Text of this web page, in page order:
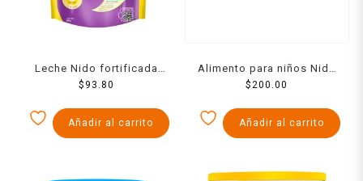
Leche Nido fortificada
deslactosada 460g
$ 93.80
Añadir al carrito
Alimento para niños Nido
Kinder deslactosado 1 a 3
$ 200.00
Añadir al carrito